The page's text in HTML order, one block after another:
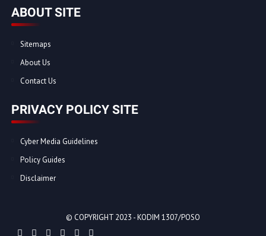
ABOUT SITE
Sitemaps
About Us
Contact Us
PRIVACY POLICY SITE
Cyber Media Guidelines
Policy Guides
Disclaimer
© COPYRIGHT 2023 -KODIM 1307/POSO